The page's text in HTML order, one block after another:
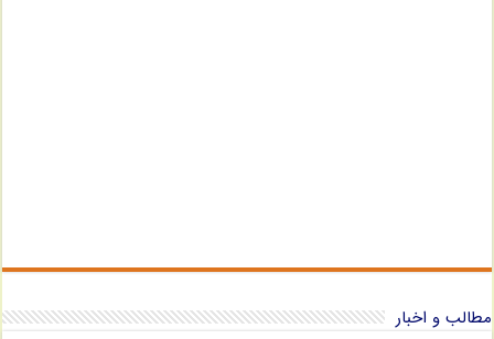
مطالب و اخبار